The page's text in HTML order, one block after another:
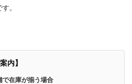
。
内】
在庫が揃う場合